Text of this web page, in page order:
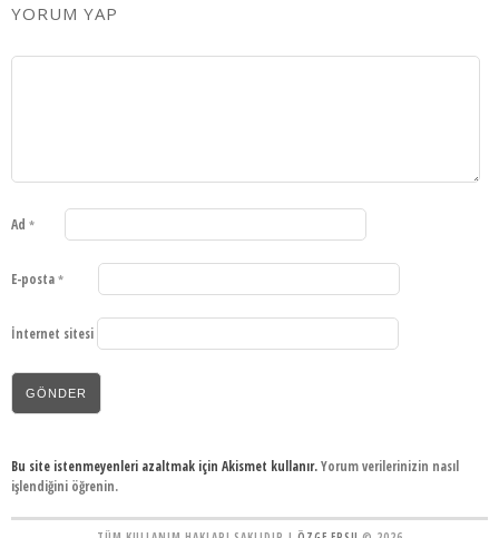
YORUM YAP
Ad *
E-posta *
İnternet sitesi
Bu site istenmeyenleri azaltmak için Akismet kullanır.Yorum verilerinizin nasıl
işlendiğini öğrenin.